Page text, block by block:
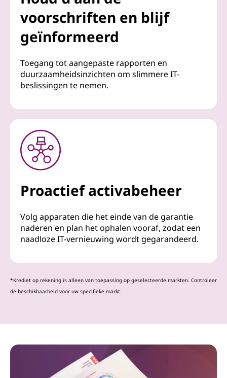
voorschriften en blijf
geïnformeerd
Toegang tot aangepaste rapporten en
duurzaamheidsinzichten om slimmere IT-
beslissingen te nemen.
Proactief activabeheer
Volg apparaten die het einde van de garantie
naderen en plan het ophalen vooraf, zodat een
naadloze IT-vernieuwing wordt gegarandeerd.
*Krediet op rekening is alleen van toepassing op geselecteerde markten. Controleer
de beschikbaarheid voor uw specifieke markt.